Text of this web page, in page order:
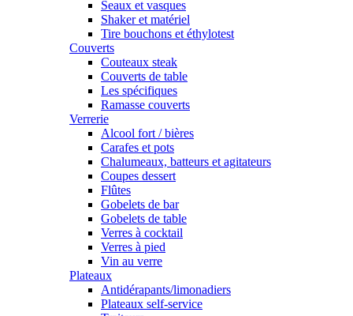
Seaux et vasques
Shaker et matériel
Tire bouchons et éthylotest
Couverts
Couteaux steak
Couverts de table
Les spécifiques
Ramasse couverts
Verrerie
Alcool fort / bières
Carafes et pots
Chalumeaux, batteurs et agitateurs
Coupes dessert
Flûtes
Gobelets de bar
Gobelets de table
Verres à cocktail
Verres à pied
Vin au verre
Plateaux
Antidérapants/limonadiers
Plateaux self-service